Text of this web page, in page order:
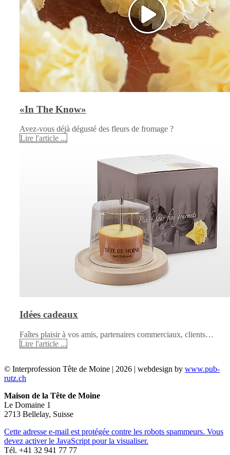
«In The Know»
Avez-vous déjà dégusté des fleurs de fromage ?
Lire l'article ...
Idées cadeaux
Faîtes plaisir à vos amis, partenaires commerciaux, clients…
Lire l'article ...
© Interprofession Tête de Moine | 2026 | webdesign by www.pub-
rutz.ch
Maison de la Tête de Moine
Le Domaine 1
2713 Bellelay, Suisse
Cette adresse e-mail est protégée contre les robots spammeurs. Vous
devez activer le JavaScript pour la visualiser.
Tél. +41 32 941 77 77